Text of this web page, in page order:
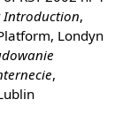
Introduction,
Londyn
,